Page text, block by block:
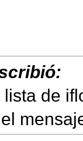
de